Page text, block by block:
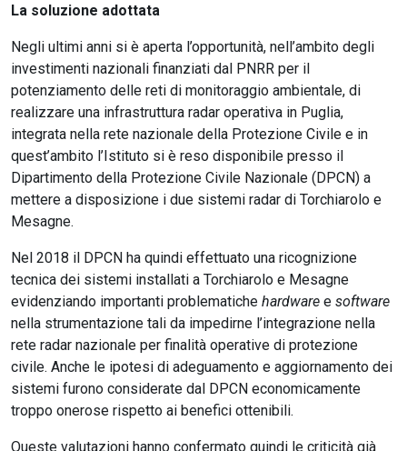
La soluzione adottata
Negli ultimi anni si è aperta l’opportunità, nell’ambito degli
investimenti nazionali finanziati dal PNRR per il
potenziamento delle reti di monitoraggio ambientale, di
realizzare una infrastruttura radar operativa in Puglia,
integrata nella rete nazionale della Protezione Civile e in
quest’ambito l’Istituto si è reso disponibile presso il
Dipartimento della Protezione Civile Nazionale (DPCN) a
mettere a disposizione i due sistemi radar di Torchiarolo e
Mesagne.
Nel 2018 il DPCN ha quindi effettuato una ricognizione
tecnica dei sistemi installati a Torchiarolo e Mesagne
evidenziando importanti problematiche hardware e software
nella strumentazione tali da impedirne l’integrazione nella
rete radar nazionale per finalità operative di protezione
civile. Anche le ipotesi di adeguamento e aggiornamento dei
sistemi furono considerate dal DPCN economicamente
troppo onerose rispetto ai benefici ottenibili.
Queste valutazioni hanno confermato quindi le criticità già